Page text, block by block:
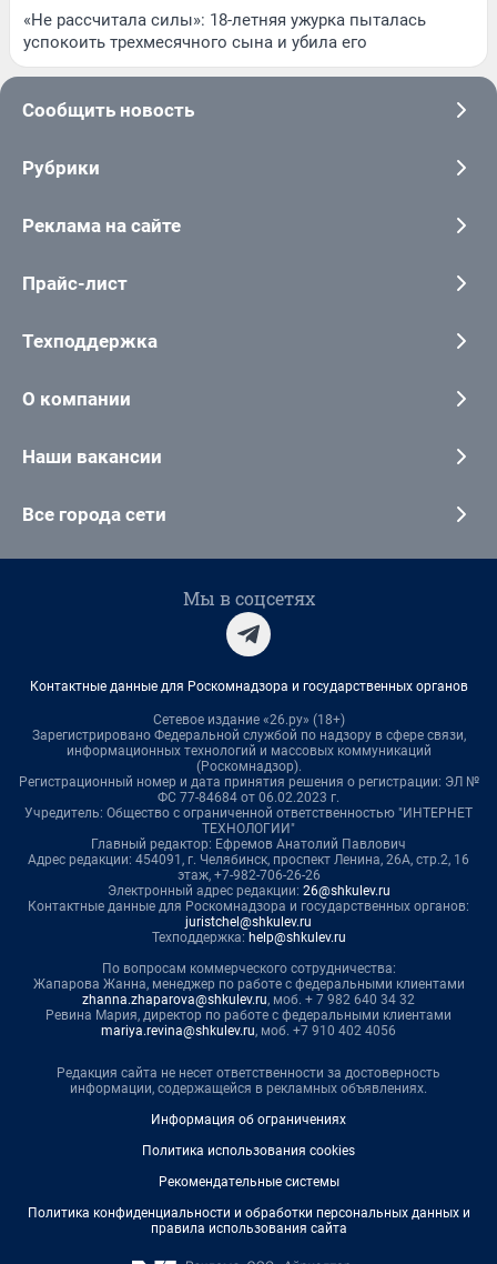
«Не рассчитала силы»: 18-летняя ужурка пыталась
успокоить трехмесячного сына и убила его
Сообщить новость
Рубрики
Реклама на сайте
Прайс-лист
Техподдержка
О компании
Наши вакансии
Все города сети
Мы в соцсетях
Контактные данные для Роскомнадзора и государственных органов
Сетевое издание «26.ру» (18+)
Зарегистрировано Федеральной службой по надзору в сфере связи,
информационных технологий и массовых коммуникаций
(Роскомнадзор).
Регистрационный номер и дата принятия решения о регистрации: ЭЛ №
ФС 77-84684 от 06.02.2023 г.
Учредитель: Общество с ограниченной ответственностью "ИНТЕРНЕТ
ТЕХНОЛОГИИ"
Главный редактор: Ефремов Анатолий Павлович
Адрес редакции: 454091, г. Челябинск, проспект Ленина, 26А, стр.2, 16
этаж, +7-982-706-26-26
Электронный адрес редакции: 26@shkulev.ru
Контактные данные для Роскомнадзора и государственных органов:
juristchel@shkulev.ru
Техподдержка: help@shkulev.ru
По вопросам коммерческого сотрудничества:
Жапарова Жанна, менеджер по работе с федеральными клиентами
zhanna.zhaparova@shkulev.ru, моб. + 7 982 640 34 32
Ревина Мария, директор по работе с федеральными клиентами
mariya.revina@shkulev.ru, моб. +7 910 402 4056
Редакция сайта не несет ответственности за достоверность
информации, содержащейся в рекламных объявлениях.
Информация об ограничениях
Политика использования cookies
Рекомендательные системы
Политика конфиденциальности и обработки персональных данных и
правила использования сайта